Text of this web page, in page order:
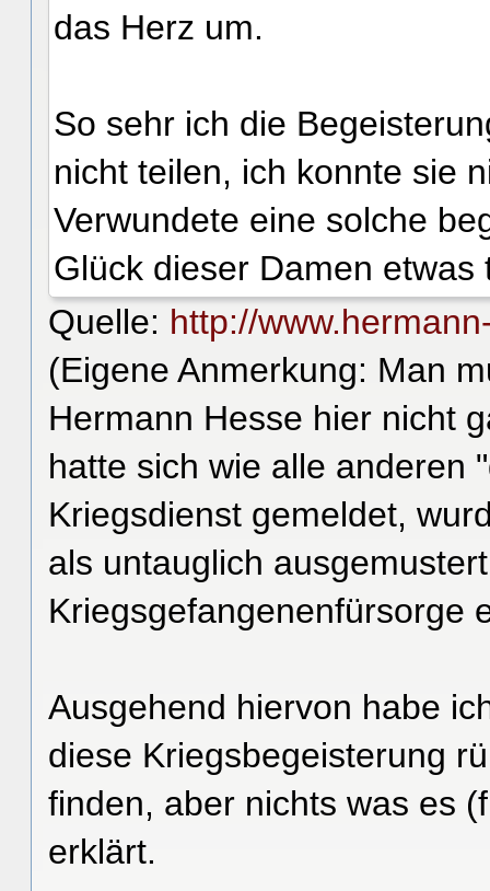
das Herz um.
So sehr ich die
nicht teilen, ich konnte sie
Verwundete eine solche
Glück dieser Damen etwas
Quelle: http://
(Eigene Anmerkung: Man
Hermann Hesse hier nicht
hatte sich wie alle anderen
Kriegsdienst gemeldet,
als untauglich
Kriegsgefangenenfürsorge
Ausgehend hiervon habe
diese Kriegsbegeisterung
finden, aber nichts was es
erklärt.